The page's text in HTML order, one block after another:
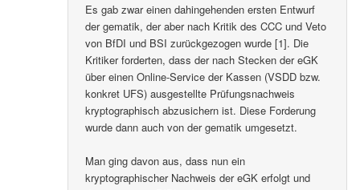
Es gab zwar einen dahingehenden ersten Entwurf
der gematik, der aber nach Kritik des CCC und Veto
von BfDI und BSI zurückgezogen wurde [1]. Die
Kritiker forderten, dass der nach Stecken der eGK
über einen Online-Service der Kassen (VSDD bzw.
konkret UFS) ausgestellte Prüfungsnachweis
kryptographisch abzusichern ist. Diese Forderung
wurde dann auch von der gematik umgesetzt.
Man ging davon aus, dass nun ein
kryptographischer Nachweis der eGK erfolgt und